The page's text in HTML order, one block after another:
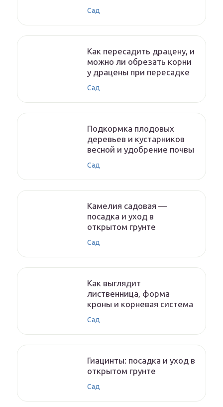
Сад
Как пересадить драцену, и
можно ли обрезать корни
у драцены при пересадке
Сад
Подкормка плодовых
деревьев и кустарников
весной и удобрение почвы
Сад
Камелия садовая —
посадка и уход в
открытом грунте
Сад
Как выглядит
лиственница, форма
кроны и корневая система
Сад
Гиацинты: посадка и уход в
открытом грунте
Сад